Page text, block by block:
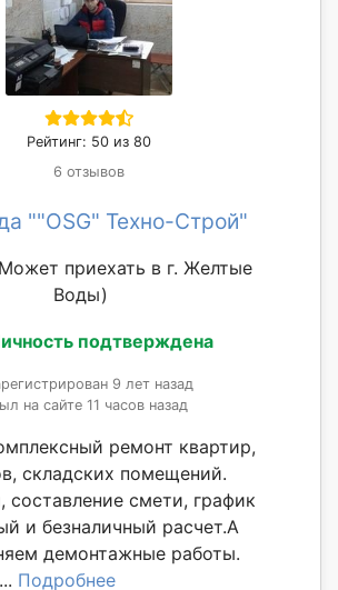
Рейтинг: 50 из 80
6 отзывов
""OSG" Техно-Строй"
приехать в г. Желтые
Воды)
подтверждена
9 лет назад
на сайте 11 часов назад
ремонт квартир,
складских помещений.
составление смети, график
и безналичный расчет.А
демонтажные работы.
Подробнее